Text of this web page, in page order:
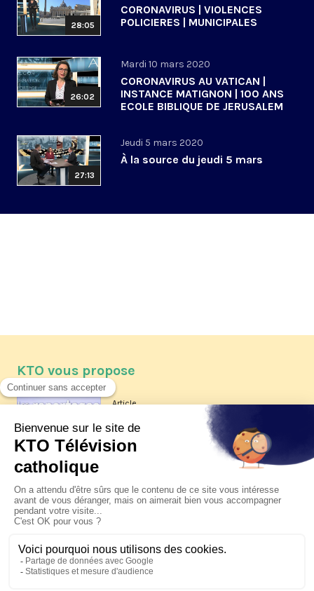
28:05
CORONAVIRUS | VIOLENCES
POLICIERES | MUNICIPALES
26:02
Mardi 10 mars 2020
CORONAVIRUS AU VATICAN |
INSTANCE MATIGNON | 100 ANS
ECOLE BIBLIQUE DE JERUSALEM
27:13
Jeudi 5 mars 2020
À la source du jeudi 5 mars
KTO vous propose
Article
Les reportages d'été 2026 de KTO
La visite pastorale du pape Léon
XIV à Assise à suivre sur KTO le
jeudi 6 août
Le pape en Uruguay, Argentine et
Pérou du 6 au 17 novembre 2026